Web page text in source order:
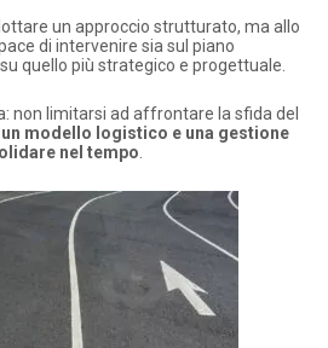
un approccio strutturato, ma allo
di intervenire sia sul piano
quello più strategico e progettuale.
non limitarsi ad affrontare la sfida del
modello logistico e una gestione
nel tempo